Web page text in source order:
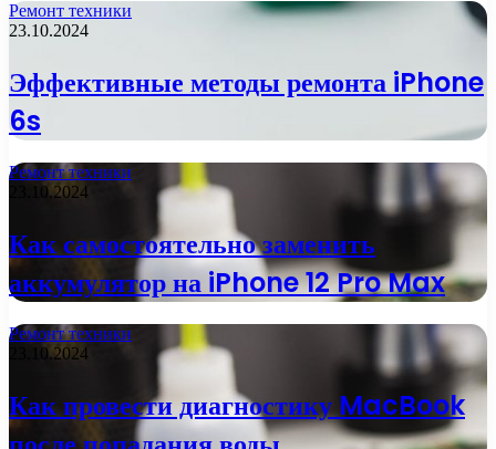
Ремонт техники
23.10.2024
Эффективные методы ремонта iPhone
6s
Ремонт техники
23.10.2024
Как самостоятельно заменить
аккумулятор на iPhone 12 Pro Max
Ремонт техники
23.10.2024
Как провести диагностику MacBook